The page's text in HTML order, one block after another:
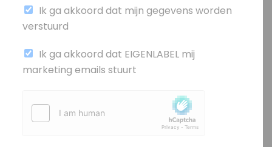
Ik ga akkoord dat mijn gegevens worden
verstuurd
(
o
Ik ga akkoord dat EIGENLABEL mij
marketing emails stuurt